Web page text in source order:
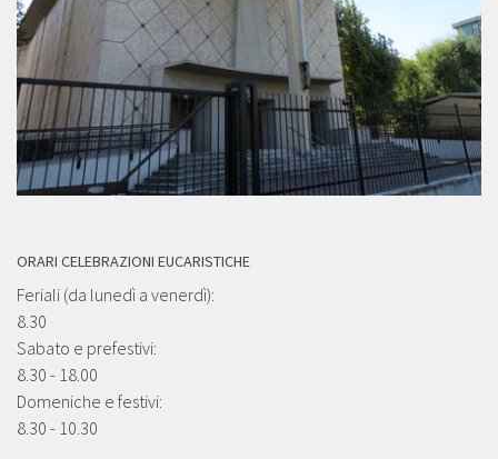
ORARI CELEBRAZIONI EUCARISTICHE
Feriali (da lunedì a venerdì):
8.30
Sabato e prefestivi:
8.30 - 18.00
Domeniche e festivi:
8.30 - 10.30